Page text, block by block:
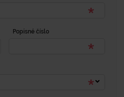
Popisné číslo